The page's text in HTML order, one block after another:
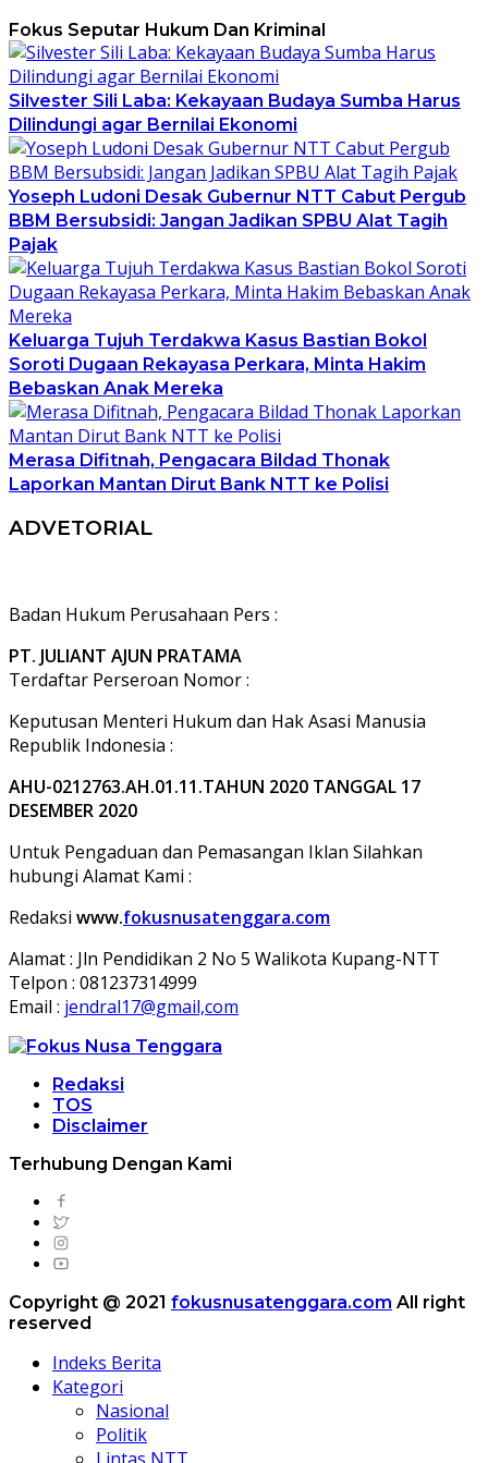
Fokus Seputar Hukum Dan Kriminal
Silvester Sili Laba: Kekayaan Budaya Sumba Harus
Dilindungi agar Bernilai Ekonomi
Yoseph Ludoni Desak Gubernur NTT Cabut Pergub
BBM Bersubsidi: Jangan Jadikan SPBU Alat Tagih
Pajak
Keluarga Tujuh Terdakwa Kasus Bastian Bokol
Soroti Dugaan Rekayasa Perkara, Minta Hakim
Bebaskan Anak Mereka
Merasa Difitnah, Pengacara Bildad Thonak
Laporkan Mantan Dirut Bank NTT ke Polisi
ADVETORIAL
Badan Hukum Perusahaan Pers :
PT. JULIANT AJUN PRATAMA
Terdaftar Perseroan Nomor :
Keputusan Menteri Hukum dan Hak Asasi Manusia
Republik Indonesia :
AHU-0212763.AH.01.11.TAHUN 2020 TANGGAL 17
DESEMBER 2020
Untuk Pengaduan dan Pemasangan Iklan Silahkan
hubungi Alamat Kami :
Redaksi www.fokusnusatenggara.com
Alamat : Jln Pendidikan 2 No 5 Walikota Kupang-NTT
Telpon : 081237314999
Email : jendral17@gmail,com
Redaksi
TOS
Disclaimer
Terhubung Dengan Kami
Copyright @ 2021 fokusnusatenggara.com All right
reserved
Indeks Berita
Kategori
Nasional
Politik